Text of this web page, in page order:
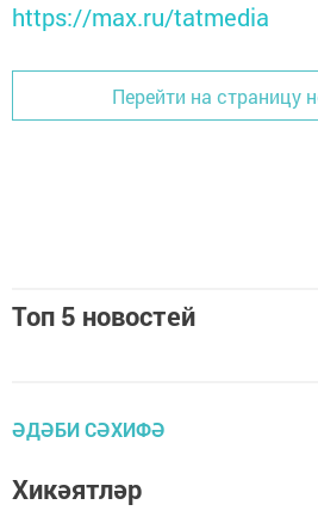
https://max.ru/tatmedia
Перейти на страницу
Топ 5 новостей
ӘДӘБИ СӘХИФӘ
Хикәятләр